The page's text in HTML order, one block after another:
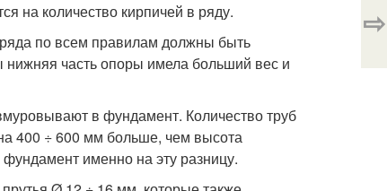
на количество кирпичей в ряду.
по всем правилам должны быть
часть опоры имела больший вес и
в фундамент. Количество труб
400 ÷ 600 мм больше, чем высота
фундамент именно на эту разницу.
⇨